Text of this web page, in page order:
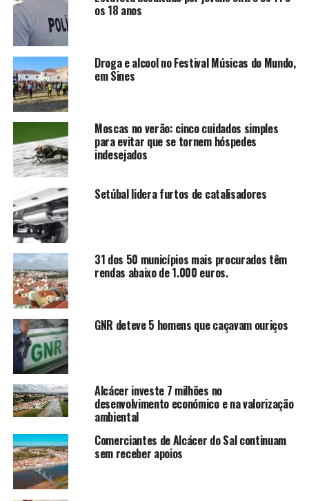
os 18 anos
Droga e alcool no Festival Músicas do Mundo,
em Sines
Moscas no verão: cinco cuidados simples
para evitar que se tornem hóspedes
indesejados
Setúbal lidera furtos de catalisadores
31 dos 50 municípios mais procurados têm
rendas abaixo de 1.000 euros.
GNR deteve 5 homens que caçavam ouriços
Alcácer investe 7 milhões no
desenvolvimento económico e na valorização
ambiental
Comerciantes de Alcácer do Sal continuam
sem receber apoios